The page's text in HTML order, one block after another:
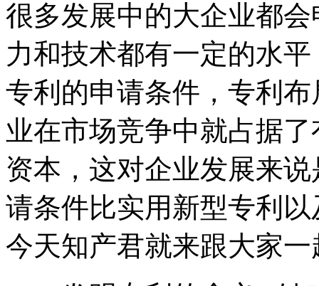
很多发展中的大企业都
力和技术都有一定的水
专利的申请条件，专利
业在市场竞争中就占据
资本，这对企业发展来
请条件比实用新型专利
今天知产君就来跟大